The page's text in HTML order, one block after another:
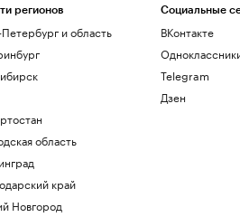
регионов
и область
область
край
Новгород
Социальные
ВКонтакте
Telegram
Дзен